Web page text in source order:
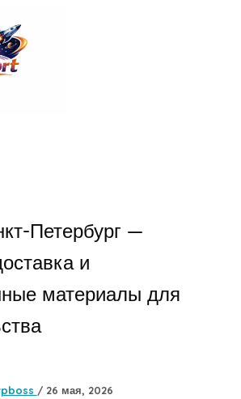
Петербург —
и
материалы для
/ 26 мая, 2026